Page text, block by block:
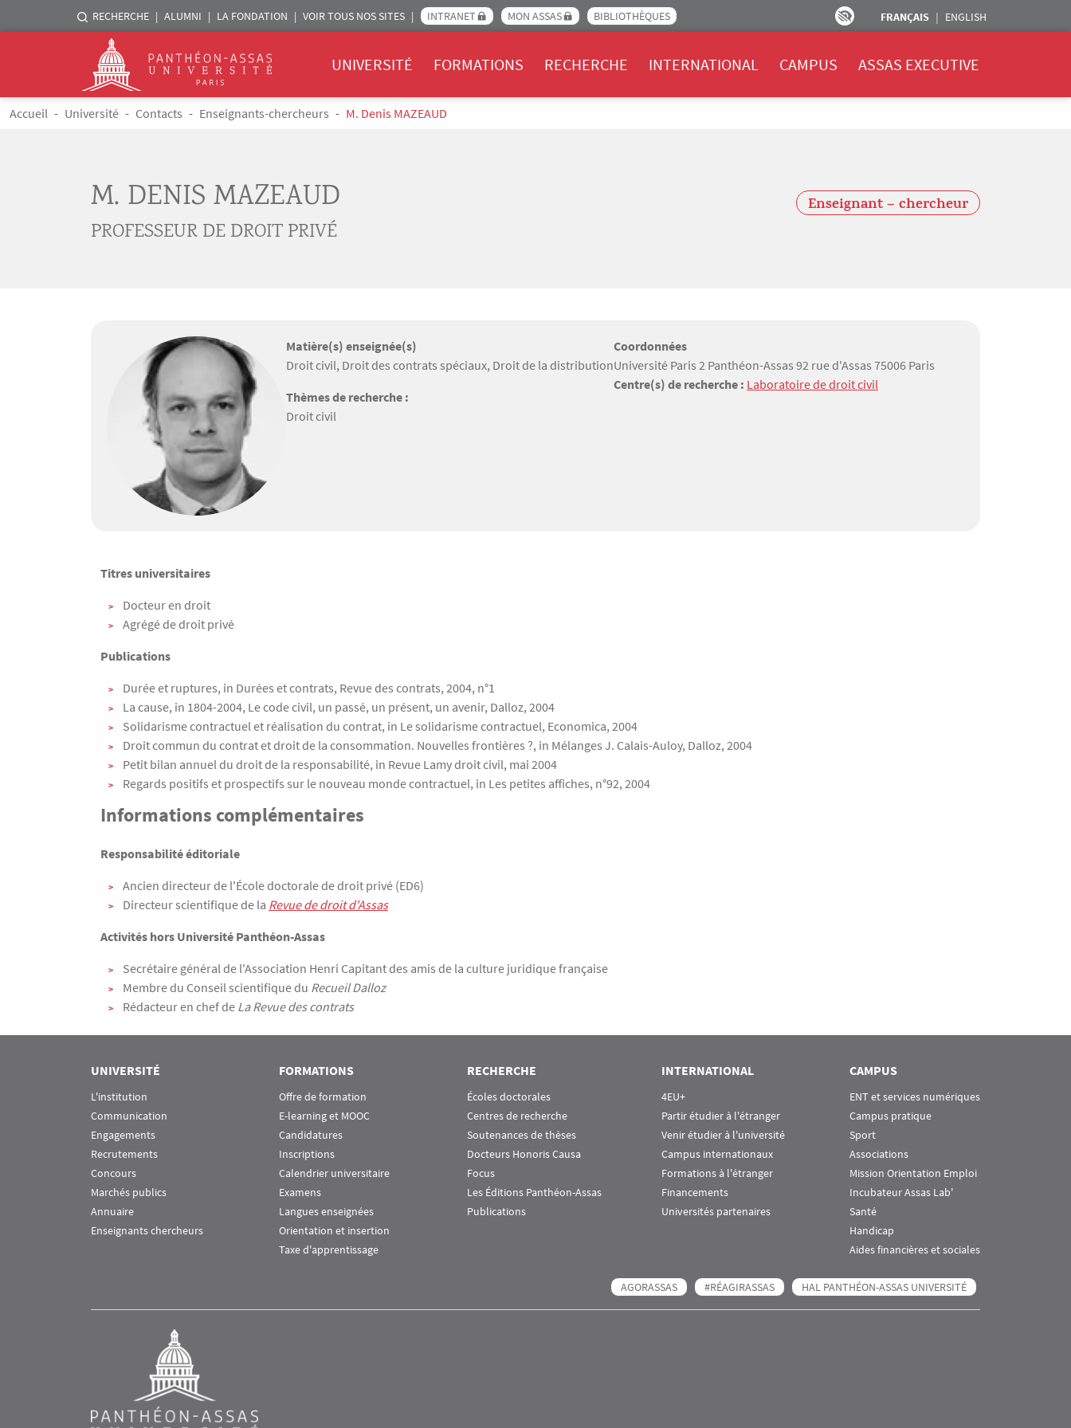
Aller au contenu principal
Menu liste sites Assas
RECHERCHE ALUMNI LA FONDATION VOIR TOUS NOS SITES INTRANET MON ASSAS BIBLIOTHÈQUES FRANÇAIS ENGLISH
Logo
UNIVERSITÉ FORMATIONS RECHERCHE INTERNATIONAL CAMPUS ASSAS EXECUTIVE
Fil d'Ariane
Accueil Université Contacts Enseignants-chercheurs M. Denis MAZEAUD
M. DENIS MAZEAUD
PROFESSEUR DE DROIT PRIVÉ
Enseignant – chercheur
Matière(s) enseignée(s)
Droit civil, Droit des contrats spéciaux, Droit de la distribution
Thèmes de recherche :
Droit civil
Coordonnées
Université Paris 2 Panthéon-Assas 92 rue d'Assas 75006 Paris
Centre(s) de recherche : Laboratoire de droit civil
Texte
Titres universitaires
Docteur en droit
Agrégé de droit privé
Publications
Durée et ruptures, in Durées et contrats, Revue des contrats, 2004, n°1
La cause, in 1804-2004, Le code civil, un passé, un présent, un avenir, Dalloz, 2004
Solidarisme contractuel et réalisation du contrat, in Le solidarisme contractuel, Economica, 2004
Droit commun du contrat et droit de la consommation. Nouvelles frontières ?, in Mélanges J. Calais-Auloy, Dalloz, 2004
Petit bilan annuel du droit de la responsabilité, in Revue Lamy droit civil, mai 2004
Regards positifs et prospectifs sur le nouveau monde contractuel, in Les petites affiches, n°92, 2004
Informations complémentaires
Responsabilité éditoriale
Ancien directeur de l'École doctorale de droit privé (ED6)
Directeur scientifique de la Revue de droit d'Assas
Activités hors Université Panthéon-Assas
Secrétaire général de l'Association Henri Capitant des amis de la culture juridique française
Membre du Conseil scientifique du Recueil Dalloz
Rédacteur en chef de La Revue des contrats
UNIVERSITÉ
L'institution
Communication
Engagements
Recrutements
Concours
Marchés publics
Annuaire
Enseignants chercheurs
FORMATIONS
Offre de formation
E-learning et MOOC
Candidatures
Inscriptions
Calendrier universitaire
Examens
Langues enseignées
Orientation et insertion
Taxe d'apprentissage
RECHERCHE
Écoles doctorales
Centres de recherche
Soutenances de thèses
Docteurs Honoris Causa
Focus
Les Éditions Panthéon-Assas
Publications
INTERNATIONAL
4EU+
Partir étudier à l'étranger
Venir étudier à l'université
Campus internationaux
Formations à l'étranger
Financements
Universités partenaires
CAMPUS
ENT et services numériques
Campus pratique
Sport
Associations
Mission Orientation Emploi
Incubateur Assas Lab'
Santé
Handicap
Aides financières et sociales
AGORASSAS #RÉAGIRASSAS HAL PANTHÉON-ASSAS UNIVERSITÉ